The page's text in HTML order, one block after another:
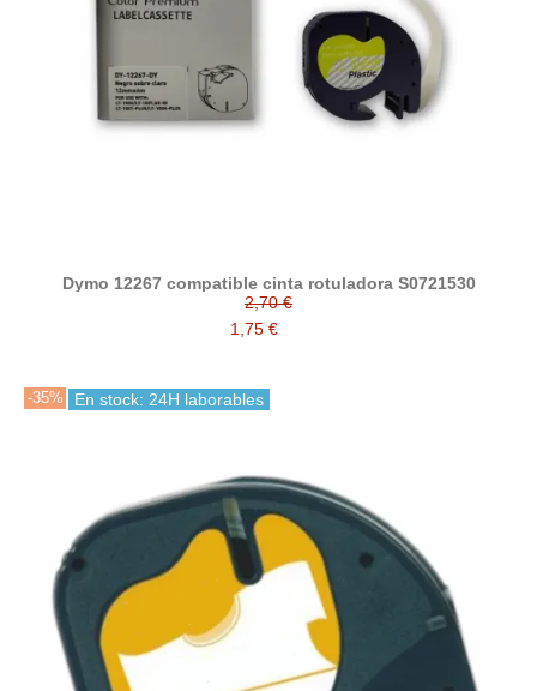
Dymo 12267 compatible cinta rotuladora S0721530
2,70 €
1,75 €
-35% En stock: 24H laborables